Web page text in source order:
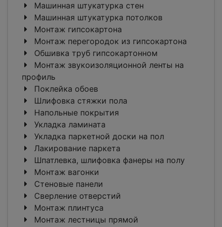
Машинная штукатурка стен
Машинная штукатурка потолков
Монтаж гипсокартона
Монтаж перегородок из гипсокартона
Обшивка труб гипсокартонном
Монтаж звукоизоляционной ленты на
профиль
Поклейка обоев
Шлифовка стяжки пола
Напольные покрытия
Укладка ламината
Укладка паркетной доски на пол
Лакирование паркета
Шпатлевка, шлифовка фанеры на полу
Монтаж вагонки
Стеновые панели
Сверление отверстий
Монтаж плинтуса
Монтаж лестницы прямой